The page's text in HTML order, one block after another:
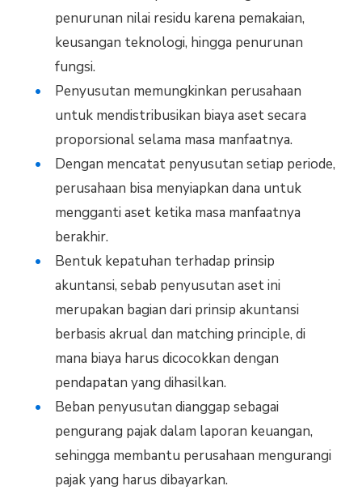
penurunan nilai residu karena pemakaian,
keusangan teknologi, hingga penurunan
fungsi.
Penyusutan memungkinkan perusahaan
untuk mendistribusikan biaya aset secara
proporsional selama masa manfaatnya.
Dengan mencatat penyusutan setiap periode,
perusahaan bisa menyiapkan dana untuk
mengganti aset ketika masa manfaatnya
berakhir.
Bentuk kepatuhan terhadap prinsip
akuntansi, sebab penyusutan aset ini
merupakan bagian dari prinsip akuntansi
berbasis akrual dan matching principle, di
mana biaya harus dicocokkan dengan
pendapatan yang dihasilkan.
Beban penyusutan dianggap sebagai
pengurang pajak dalam laporan keuangan,
sehingga membantu perusahaan mengurangi
pajak yang harus dibayarkan.